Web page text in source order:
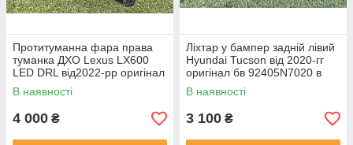
Протитуманна фара права
туманка ДХО Lexus LX600
LED DRL від2022-рр оригінал
бв відсутнє одно кріплення
В наявності
4 000 ₴
Ліхтар у бампер задній лівий
Hyundai Tucson від 2020-гг
оригінал бв 92405N7020 в
нормальному стані
В наявності
3 100 ₴